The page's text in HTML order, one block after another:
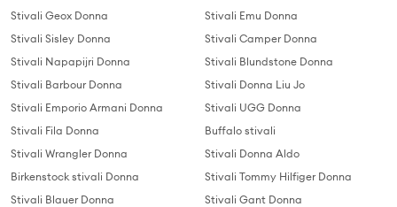
Stivali Geox Donna
Stivali Sisley Donna
Stivali Napapijri Donna
Stivali Barbour Donna
Stivali Emporio Armani Donna
Stivali Fila Donna
Stivali Wrangler Donna
Birkenstock stivali Donna
Stivali Blauer Donna
Stivali Emu Donna
Stivali Camper Donna
Stivali Blundstone Donna
Stivali Donna Liu Jo
Stivali UGG Donna
Buffalo stivali
Stivali Donna Aldo
Stivali Tommy Hilfiger Donna
Stivali Gant Donna